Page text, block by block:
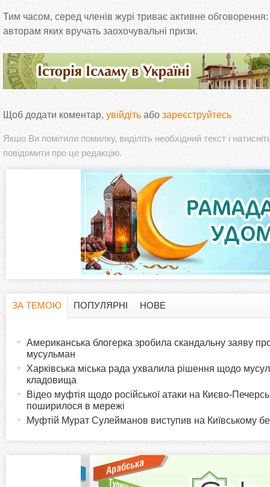
Тим часом, серед членів журі триває активне
авторам яких вручать заохочувальні призи.
Щоб додати коментар, увійдіть або зареєструйтесь
Якшо Ви помітили помилку, виділіть необхідний текст і
повідомити про це редакцію.
z
ЗА ТЕМОЮ
в
к
ПОПУЛЯРНІ НОВЕ
Американська блогерка зробила скандальну заяву
мусульман
Харківська міська рада ухвалила рішення щодо
кладовища
Відео муфтія щодо російської атаки на Києво-
поширилося в мережі
Муфтій Мурат Сулейманов виступив на Київському